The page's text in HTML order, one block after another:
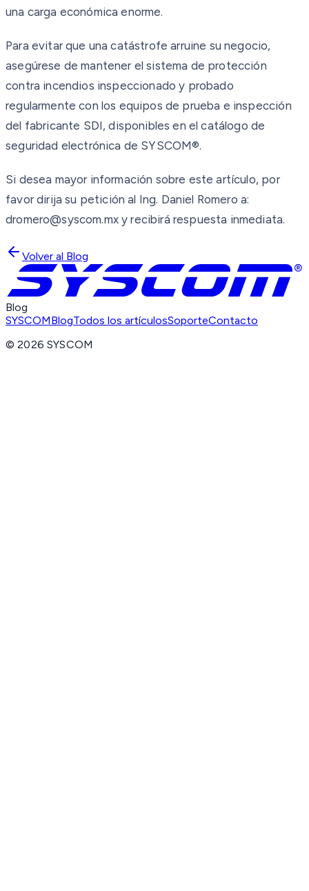
una carga económica enorme.
Para evitar que una catástrofe arruine su negocio,
asegúrese de mantener el sistema de protección
contra incendios inspeccionado y probado
regularmente con los equipos de prueba e inspección
del fabricante SDI, disponibles en el catálogo de
seguridad electrónica de SYSCOM®.
Si desea mayor información sobre este artículo, por
favor dirija su petición al Ing. Daniel Romero a:
dromero@syscom.mx y recibirá respuesta inmediata.
Volver al Blog
Blog
SYSCOMBlogTodos los artículosSoporteContacto
©2026 SYSCOM